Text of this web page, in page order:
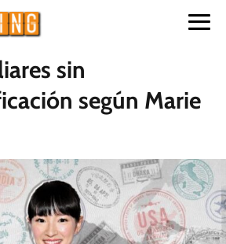
sin
según Marie